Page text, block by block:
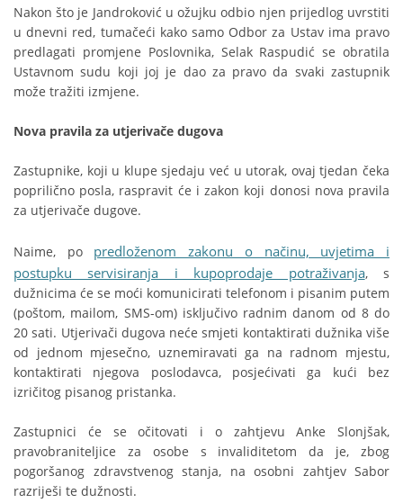
Nakon što je Jandroković u ožujku odbio njen prijedlog uvrstiti
u dnevni red, tumačeći kako samo Odbor za Ustav ima pravo
predlagati promjene Poslovnika, Selak Raspudić se obratila
Ustavnom sudu koji joj je dao za pravo da svaki zastupnik
može tražiti izmjene.
Nova pravila za utjerivače dugova
Zastupnike, koji u klupe sjedaju već u utorak, ovaj tjedan čeka
poprilično posla, raspravit će i zakon koji donosi nova pravila
za utjerivače dugove.
Naime, po predloženom zakonu o načinu, uvjetima i
postupku servisiranja i kupoprodaje potraživanja, s
dužnicima će se moći komunicirati telefonom i pisanim putem
(poštom, mailom, SMS-om) isključivo radnim danom od 8 do
20 sati. Utjerivači dugova neće smjeti kontaktirati dužnika više
od jednom mjesečno, uznemiravati ga na radnom mjestu,
kontaktirati njegova poslodavca, posjećivati ga kući bez
izričitog pisanog pristanka.
Zastupnici će se očitovati i o zahtjevu Anke Slonjšak,
pravobraniteljice za osobe s invaliditetom da je, zbog
pogoršanog zdravstvenog stanja, na osobni zahtjev Sabor
razriješi te dužnosti.